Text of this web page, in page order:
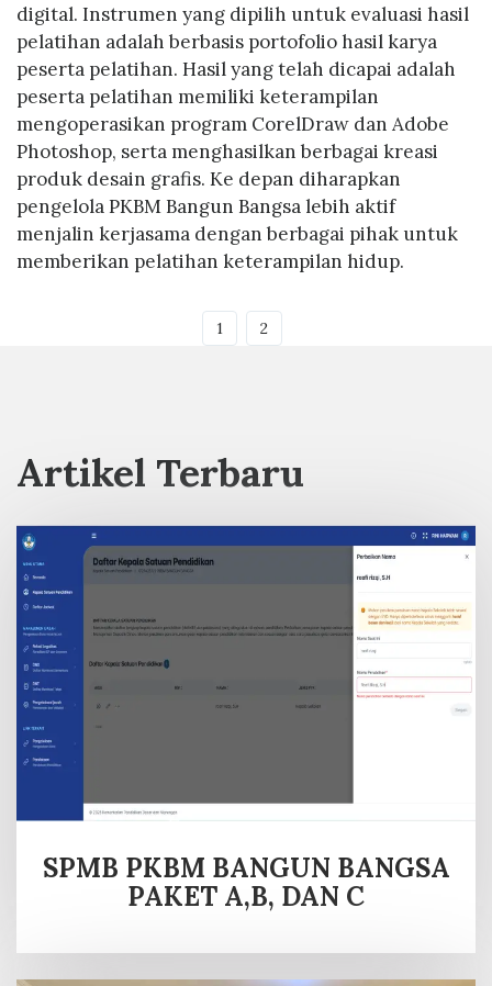
digital. Instrumen yang dipilih untuk evaluasi hasil
pelatihan adalah berbasis portofolio hasil karya
peserta pelatihan. Hasil yang telah dicapai adalah
peserta pelatihan memiliki keterampilan
mengoperasikan program CorelDraw dan Adobe
Photoshop, serta menghasilkan berbagai kreasi
produk desain grafis. Ke depan diharapkan
pengelola PKBM Bangun Bangsa lebih aktif
menjalin kerjasama dengan berbagai pihak untuk
memberikan pelatihan keterampilan hidup.
1 2
Artikel Terbaru
SPMB PKBM BANGUN BANGSA
PAKET A,B, DAN C